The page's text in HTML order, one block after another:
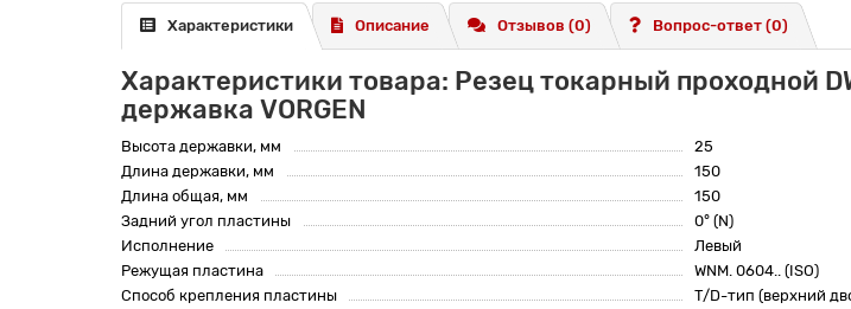
Характеристики Описание Отзывов (0) Вопрос-ответ (0)
Характеристики товара: Резец токарный проходной
державка VORGEN
Высота державки, мм
25
Длина державки, мм
150
Длина общая, мм
150
Задний угол пластины
0° (N)
Исполнение
Левый
Режущая пластина
WNM. 0604.. (ISO)
Способ крепления пластины
T/D-тип (верхний